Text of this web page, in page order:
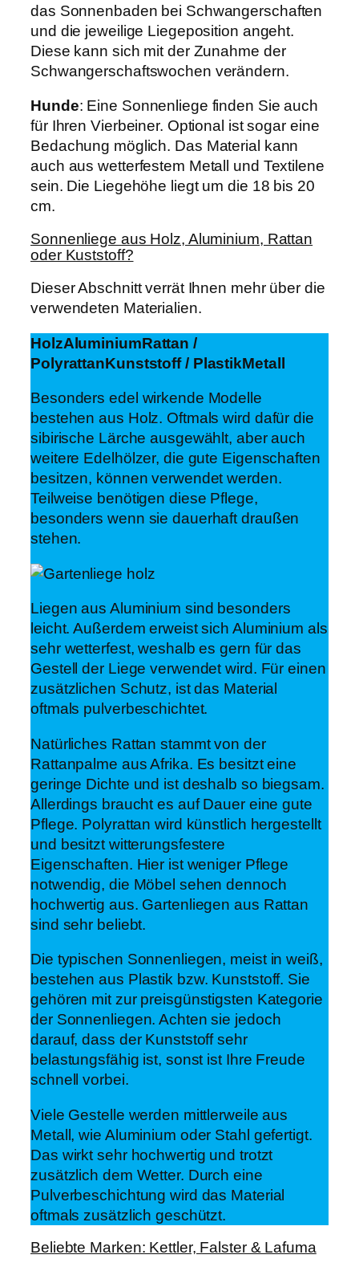
das Sonnenbaden bei Schwangerschaften
und die jeweilige Liegeposition angeht.
Diese kann sich mit der Zunahme der
Schwangerschaftswochen verändern.
Hunde: Eine Sonnenliege finden Sie auch
für Ihren Vierbeiner. Optional ist sogar eine
Bedachung möglich. Das Material kann
auch aus wetterfestem Metall und Textilene
sein. Die Liegehöhe liegt um die 18 bis 20
cm.
Sonnenliege aus Holz, Aluminium, Rattan
oder Kuststoff?
Dieser Abschnitt verrät Ihnen mehr über die
verwendeten Materialien.
HolzAluminiumRattan /
PolyrattanKunststoff / PlastikMetall
Besonders edel wirkende Modelle
bestehen aus Holz. Oftmals wird dafür die
sibirische Lärche ausgewählt, aber auch
weitere Edelhölzer, die gute Eigenschaften
besitzen, können verwendet werden.
Teilweise benötigen diese Pflege,
besonders wenn sie dauerhaft draußen
stehen.
Liegen aus Aluminium sind besonders
leicht. Außerdem erweist sich Aluminium als
sehr wetterfest, weshalb es gern für das
Gestell der Liege verwendet wird. Für einen
zusätzlichen Schutz, ist das Material
oftmals pulverbeschichtet.
Natürliches Rattan stammt von der
Rattanpalme aus Afrika. Es besitzt eine
geringe Dichte und ist deshalb so biegsam.
Allerdings braucht es auf Dauer eine gute
Pflege. Polyrattan wird künstlich hergestellt
und besitzt witterungsfestere
Eigenschaften. Hier ist weniger Pflege
notwendig, die Möbel sehen dennoch
hochwertig aus. Gartenliegen aus Rattan
sind sehr beliebt.
Die typischen Sonnenliegen, meist in weiß,
bestehen aus Plastik bzw. Kunststoff. Sie
gehören mit zur preisgünstigsten Kategorie
der Sonnenliegen. Achten sie jedoch
darauf, dass der Kunststoff sehr
belastungsfähig ist, sonst ist Ihre Freude
schnell vorbei.
Viele Gestelle werden mittlerweile aus
Metall, wie Aluminium oder Stahl gefertigt.
Das wirkt sehr hochwertig und trotzt
zusätzlich dem Wetter. Durch eine
Pulverbeschichtung wird das Material
oftmals zusätzlich geschützt.
Beliebte Marken: Kettler, Falster & Lafuma